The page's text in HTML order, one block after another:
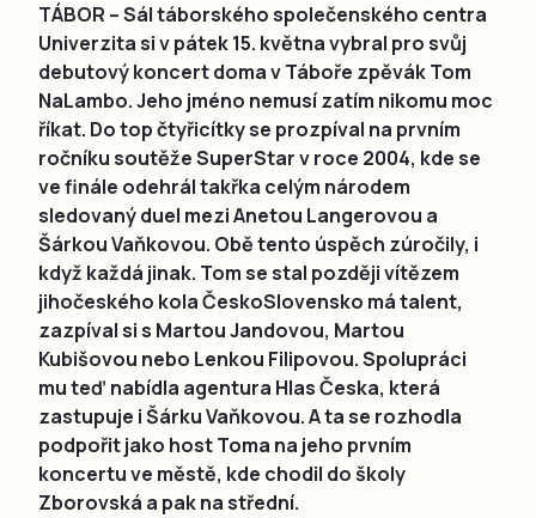
TÁBOR – Sál táborského společenského centra
Univerzita si v pátek 15. května vybral pro svůj
debutový koncert doma v Táboře zpěvák Tom
NaLambo. Jeho jméno nemusí zatím nikomu moc
říkat. Do top čtyřicítky se prozpíval na prvním
ročníku soutěže SuperStar v roce 2004, kde se
ve finále odehrál takřka celým národem
sledovaný duel mezi Anetou Langerovou a
Šárkou Vaňkovou. Obě tento úspěch zúročily, i
když každá jinak. Tom se stal později vítězem
jihočeského kola ČeskoSlovensko má talent,
zazpíval si s Martou Jandovou, Martou
Kubišovou nebo Lenkou Filipovou. Spolupráci
mu teď nabídla agentura Hlas Česka, která
zastupuje i Šárku Vaňkovou. A ta se rozhodla
podpořit jako host Toma na jeho prvním
koncertu ve městě, kde chodil do školy
Zborovská a pak na střední.